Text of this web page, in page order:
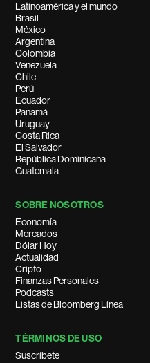
Latinoamérica y el mundo
Brasil
México
Argentina
Colombia
Venezuela
Chile
Perú
Ecuador
Panamá
Uruguay
Costa Rica
El Salvador
República Dominicana
Guatemala
SOBRE NOSOTROS
Economía
Mercados
Dólar Hoy
Actualidad
Cripto
Finanzas Personales
Podcasts
Listas de Bloomberg Línea
TÉRMINOS DE USO
Suscríbete